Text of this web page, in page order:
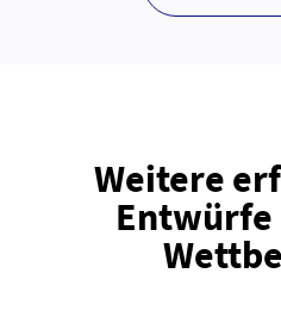
Weitere
Entwürfe